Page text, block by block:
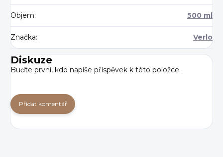
Objem: 500 ml
Značka: Verlo
Diskuze
Buďte první, kdo napíše příspěvek k této položce.
Přidat komentář